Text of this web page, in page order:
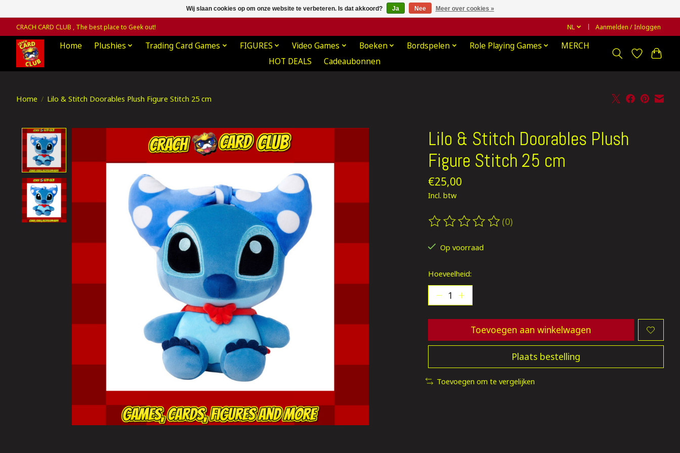
CRACH CARD CLUB , The best place to Geek out! NL Aanmelden / Inloggen
Home Plushies Trading Card Games FIGURES Video Games Boeken Bordspelen Role Playing Games
MERCH
HOT DEALS
Cadeaubonnen
Home / Lilo & Stitch Doorables Plush Figure Stitch 25 cm
Product image slideshow Items
Lilo & Stitch Doorables Plush
Figure Stitch 25 cm
€25,00
Incl. btw
De beoordeling van dit product is
(0)
Op voorraad
Hoeveelheid:
Toevoegen aan winkelwagen
Plaats bestelling
Toevoegen om te vergelijken
Wij slaan cookies op om onze website te verbeteren. Is dat akkoord? Ja Nee Meer over cookies »